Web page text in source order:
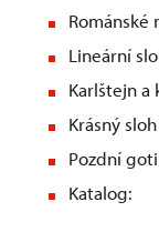
Románské
Lineární
Karlštejn a
Krásný sloh
Pozdní
Katalog: